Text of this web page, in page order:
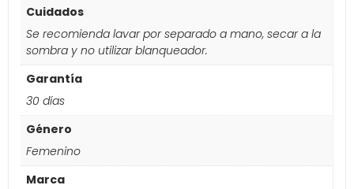
Cuidados
Se recomienda lavar por separado a mano, secar a la
sombra y no utilizar blanqueador.
Garantía
30 días
Género
Femenino
Marca